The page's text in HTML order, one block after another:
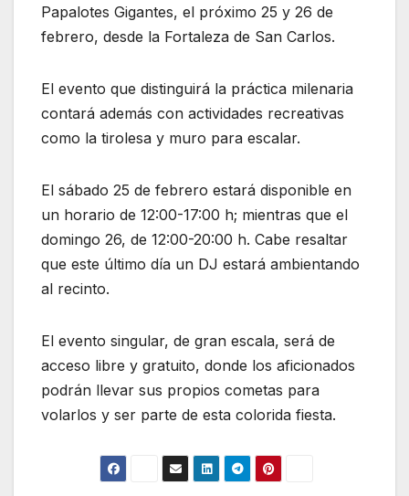
Papalotes Gigantes, el próximo 25 y 26 de
febrero, desde la Fortaleza de San Carlos.
El evento que distinguirá la práctica milenaria
contará además con actividades recreativas
como la tirolesa y muro para escalar.
El sábado 25 de febrero estará disponible en
un horario de 12:00-17:00 h; mientras que el
domingo 26, de 12:00-20:00 h. Cabe resaltar
que este último día un DJ estará ambientando
al recinto.
El evento singular, de gran escala, será de
acceso libre y gratuito, donde los aficionados
podrán llevar sus propios cometas para
volarlos y ser parte de esta colorida fiesta.